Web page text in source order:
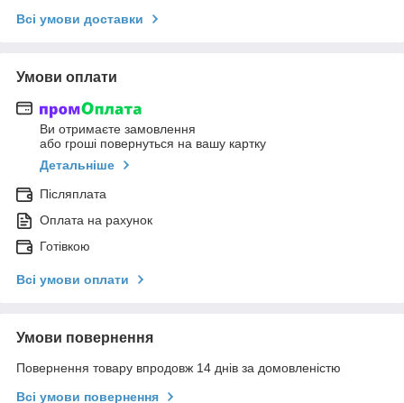
Всі умови доставки
Умови оплати
Ви отримаєте замовлення
або гроші повернуться на вашу картку
Детальніше
Післяплата
Оплата на рахунок
Готівкою
Всі умови оплати
Умови повернення
Повернення товару впродовж 14 днів за домовленістю
Всі умови повернення